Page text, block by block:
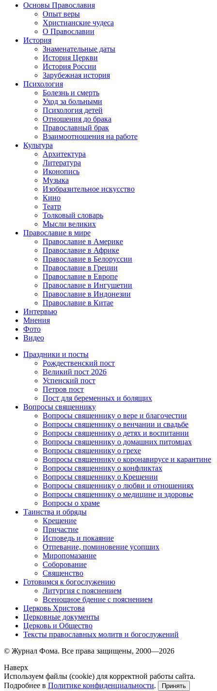
Основы Православия
Опыт веры
Христианские чудеса
О Православии
История
Знаменательные даты
История Церкви
История России
Зарубежная история
Психология
Болезнь и смерть
Уход за больными
Психология детей
Отношения до брака
Православный брак
Взаимоотношения на работе
Культура
Архитектура
Литература
Иконопись
Музыка
Изобразительное искусство
Кино
Театр
Толковый словарь
Мысли великих
Православие в мире
Православие в Америке
Православие в Африке
Православие в Белоруссии
Православие в Греции
Православие в Европе
Православие в Ингушетии
Православие в Индонезии
Православие в Китае
Интервью
Мнения
Фото
Видео
Праздники и посты
Рождественский пост
Великий пост 2026
Успенский пост
Петров пост
Пост для беременных и болящих
Вопросы священнику
Вопросы священнику о вере и благочестии
Вопросы священнику о венчании и свадьбе
Вопросы священнику о детях и воспитании
Вопросы священнику о домашних питомцах
Вопросы священнику о грехе
Вопросы священнику о коронавирусе и карантине
Вопросы священнику о конфликтах
Вопросы священнику о Крещении
Вопросы священнику о любви и отношениях
Вопросы священнику о медицине и здоровье
Вопросы о храме
Таинства и обряды
Крещение
Причастие
Исповедь и покаяние
Отпевание, поминовение усопших
Миропомазание
Соборование
Священство
Готовимся к богослужению
Литургия с пояснением
Всенощное бдение с пояснением
Церковь Христова
Церковные документы
Церковь и Общество
Тексты православных молитв и богослужений
© Журнал Фома. Все права защищены, 2000—2026
Наверх
Используем файлы (cookie) для корректной работы сайта.
Подробнее в Политике конфиденциальности. Принять